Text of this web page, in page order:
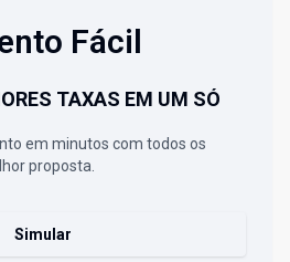
Fácil
TAXAS EM UM SÓ
em minutos com todos os
proposta.
Simular